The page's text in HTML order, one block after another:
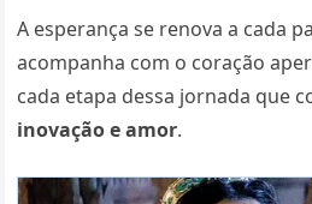
A esperança se renova a cada
acompanha com o coração
cada etapa dessa jornada que
inovação e amor.